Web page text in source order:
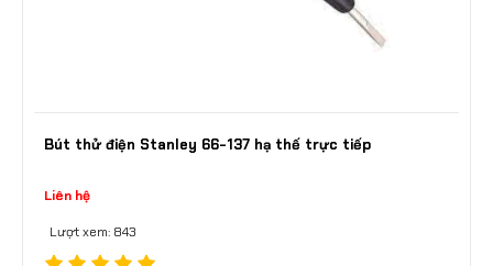
Bút thử điện Stanley 66-137 hạ thế trực tiếp
Liên hệ
Lượt xem: 843